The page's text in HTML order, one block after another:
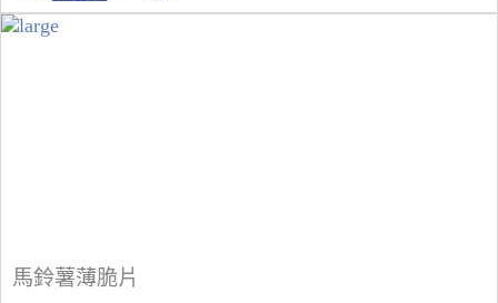
馬鈴薯薄脆片